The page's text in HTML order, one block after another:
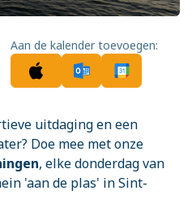
Aan de kalender toevoegen:
uitdaging en een
Doe mee met onze
, elke donderdag van
'aan de plas' in Sint-